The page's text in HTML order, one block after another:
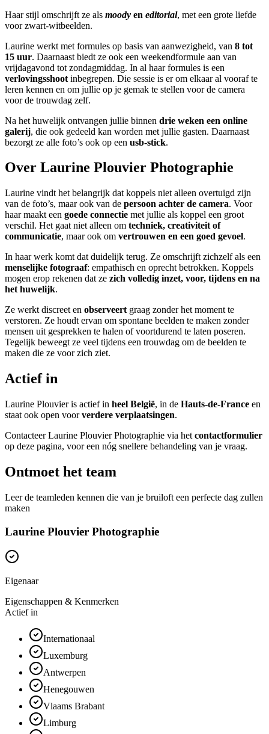
Haar stijl omschrijft ze als moody en editorial, met een grote liefde
voor zwart-witbeelden.
Laurine werkt met formules op basis van aanwezigheid, van 8 tot
15 uur. Daarnaast biedt ze ook een weekendformule aan van
vrijdagavond tot zondagmiddag. In al haar formules is een
verlovingsshoot inbegrepen. Die sessie is er om elkaar al vooraf te
leren kennen en om jullie op je gemak te stellen voor de camera
voor de trouwdag zelf.
Na het huwelijk ontvangen jullie binnen drie weken een online
galerij, die ook gedeeld kan worden met jullie gasten. Daarnaast
bezorgt ze alle foto’s ook op een usb-stick.
Over Laurine Plouvier Photographie
Laurine vindt het belangrijk dat koppels niet alleen overtuigd zijn
van de foto’s, maar ook van de persoon achter de camera. Voor
haar maakt een goede connectie met jullie als koppel een groot
verschil. Het gaat niet alleen om techniek, creativiteit of
communicatie, maar ook om vertrouwen en een goed gevoel.
In haar werk komt dat duidelijk terug. Ze omschrijft zichzelf als een
menselijke fotograaf: empathisch en oprecht betrokken. Koppels
mogen erop rekenen dat ze zich volledig inzet, voor, tijdens en na
het huwelijk.
Ze werkt discreet en observeert graag zonder het moment te
verstoren. Ze houdt ervan om spontane beelden te maken zonder
mensen uit gesprekken te halen of voortdurend te laten poseren.
Tegelijk beweegt ze veel tijdens een trouwdag om de beelden te
maken die ze voor zich ziet.
Actief in
Laurine Plouvier is actief in heel België, in de Hauts-de-France en
staat ook open voorverdere verplaatsingen.
Contacteer Laurine Plouvier Photographie via het contactformulier
op deze pagina, voor een nóg snellere behandeling van je vraag.
Ontmoet het team
Leer de teamleden kennen die van je bruiloft een perfecte dag zullen
maken
Laurine Plouvier Photographie
Eigenaar
Eigenschappen & Kenmerken
Actief in
Internationaal
Luxemburg
Antwerpen
Henegouwen
Vlaams Brabant
Limburg